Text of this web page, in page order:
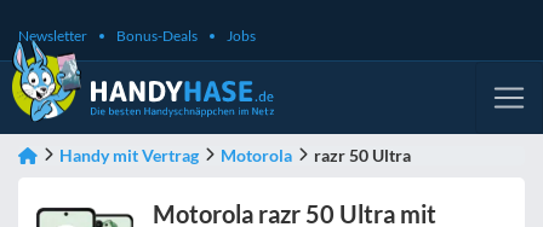
Newsletter Bonus-Deals Jobs
Handy mit Vertrag Motorola razr 50 Ultra
Motorola razr 50 Ultra mit